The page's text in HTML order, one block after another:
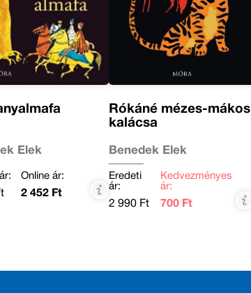
Elek
Online ár:
2 452 Ft
Rókáné mézes-mákos
kalácsa
Benedek Elek
Eredeti
ár:
2 990 Ft
Kedvezményes
ár:
700 Ft